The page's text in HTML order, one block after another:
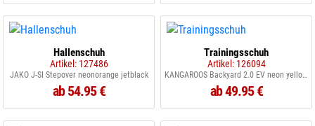
Hallenschuh
Artikel: 127486
JAKO J-SI Stepover neonorange jetblack
ab 54.95 €
Trainingsschuh
Artikel: 126094
KANGAROOS Backyard 2.0 EV neon yellow/jetblack 7013
ab 49.95 €